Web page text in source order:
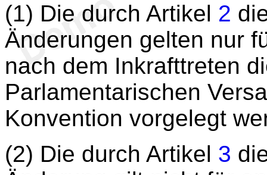
(1) Die durch Artikel 2
Änderungen gelten nur
nach dem Inkrafttreten
Parlamentarischen
Konvention vorgelegt
(2) Die durch Artikel 3